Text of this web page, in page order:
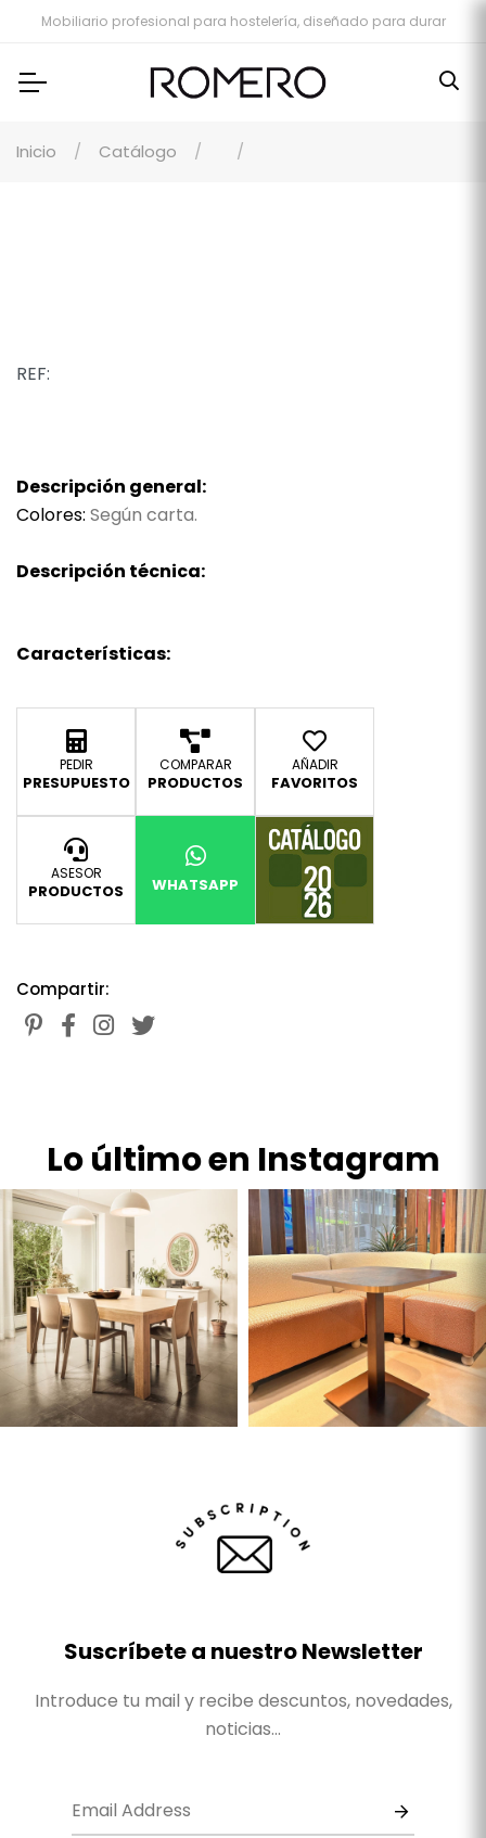
Mobiliario profesional para hostelería, diseñado para durar
Inicio Catálogo
REF:
Descripción general:
Colores: Según carta.
Descripción técnica:
Características:
PEDIR
PRESUPUESTO
COMPARAR
PRODUCTOS
AÑADIR
FAVORITOS
ASESOR
PRODUCTOS WHATSAPP
Compartir:
Lo último en Instagram
Suscríbete a nuestro Newsletter
Introduce tu mail y recibe descuntos, novedades,
noticias...